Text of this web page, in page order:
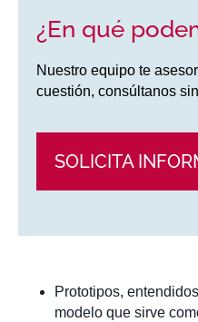
¿En qué
Nuestro equipo te
cuestión, consúltanos
SOLICITA
Prototipos,
modelo que sirve